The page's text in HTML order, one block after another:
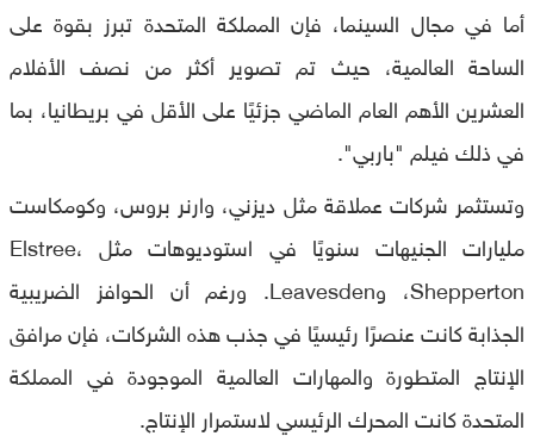
أما في مجال السينما، فإن المملكة المتحدة تبرز بقوة على
الساحة العالمية، حيث تم تصوير أكثر من نصف الأفلام
العشرين الأهم العام الماضي جزئيًا على الأقل في بريطانيا، بما
في ذلك فيلم "باربي".
وتستثمر شركات عملاقة مثل ديزني، وارنر بروس، وكومكاست
مليارات الجنيهات سنويًا في استوديوهات مثل Elstree،
Shepperton، وLeavesden. ورغم أن الحوافز الضريبية
الجذابة كانت عنصرًا رئيسيًا في جذب هذه الشركات، فإن مرافق
الإنتاج المتطورة والمهارات العالمية الموجودة في المملكة
المتحدة كانت المحرك الرئيسي لاستمرار الإنتاج.